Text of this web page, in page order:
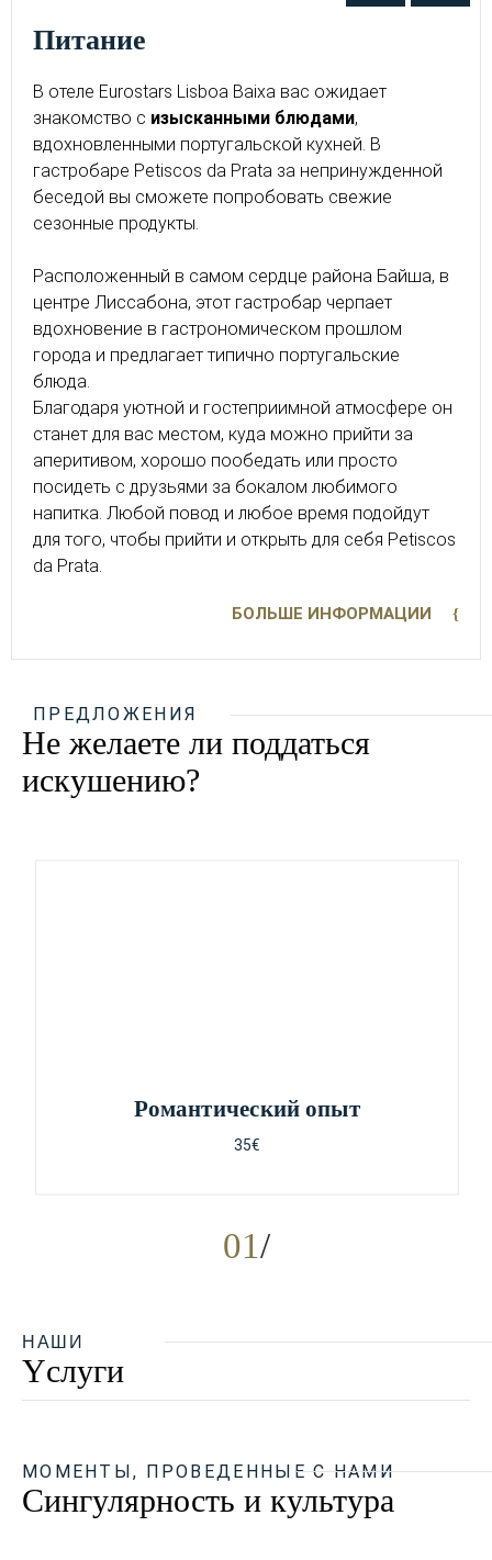
питание
В отеле Eurostars Lisboa Baixa вас ожидает
знакомство с изысканными блюдами,
вдохновленными португальской кухней. В
гастробаре Petiscos da Prata за непринужденной
беседой вы сможете попробовать свежие
сезонные продукты.
Расположенный в самом сердце района Байша, в
центре Лиссабона, этот гастробар черпает
вдохновение в гастрономическом прошлом
города и предлагает типично португальские
блюда.
Благодаря уютной и гостеприимной атмосфере он
станет для вас местом, куда можно прийти за
аперитивом, хорошо пообедать или просто
посидеть с друзьями за бокалом любимого
напитка. Любой повод и любое время подойдут
для того, чтобы прийти и открыть для себя Petiscos
da Prata.
БОЛЬШЕ ИНФОРМАЦИИ
ПРЕДЛОЖЕНИЯ
Не желаете ли поддаться
искушению?
01
Pомантический опыт
35€
НАШИ
Yслуги
МОМЕНТЫ, ПРОВЕДЕННЫЕ С НАМИ
Сингулярность и культура